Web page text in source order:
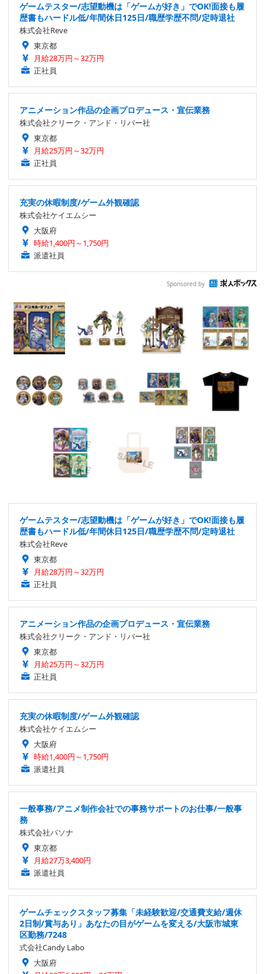
ゲームテスター/志望動機は「ゲームが好き」でOK!面接も履
歴書もハードル低/年間休日125日/職歴学歴不問/定時退社
株式会社Reve
東京都
月給28万円～32万円
正社員
アニメーション作品の企画プロデュース・宣伝業務
株式会社クリーク・アンド・リバー社
東京都
月給25万円～32万円
正社員
充実の休暇制度/ゲーム外観確認
株式会社ケイエムシー
大阪府
時給1,400円～1,750円
派遣社員
Sponsored by
ゲームテスター/志望動機は「ゲームが好き」でOK!面接も履
歴書もハードル低/年間休日125日/職歴学歴不問/定時退社
株式会社Reve
東京都
月給28万円～32万円
正社員
アニメーション作品の企画プロデュース・宣伝業務
株式会社クリーク・アンド・リバー社
東京都
月給25万円～32万円
正社員
充実の休暇制度/ゲーム外観確認
株式会社ケイエムシー
大阪府
時給1,400円～1,750円
派遣社員
一般事務/アニメ制作会社での事務サポートのお仕事/一般事
務
株式会社パソナ
東京都
月給27万3,400円
派遣社員
ゲームチェックスタッフ募集「未経験歓迎/交通費支給/週休
2日制/賞与あり」あなたの目がゲームを変える/大阪市城東
区勤務/7248
式会社Candy Labo
大阪府